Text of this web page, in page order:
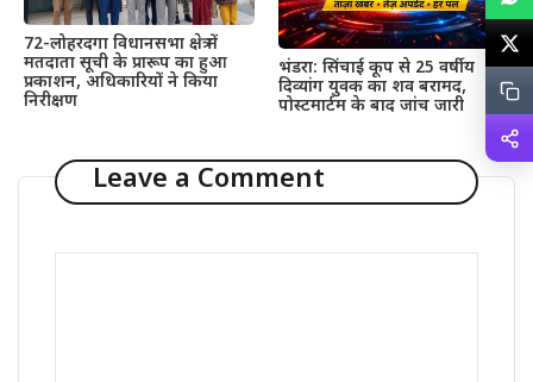
72-लोहरदगा विधानसभा क्षेत्र में
मतदाता सूची के प्रारूप का हुआ
प्रकाशन, अधिकारियों ने किया
निरीक्षण
भंडरा: सिंचाई कूप से 25 वर्षीय
दिव्यांग युवक का शव बरामद,
पोस्टमार्टम के बाद जांच जारी
Leave a Comment